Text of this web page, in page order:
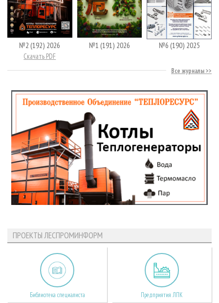
№2 (192) 2026
Скачать PDF
№1 (191) 2026 №6 (190) 2025
Все журналы
ПРОЕКТЫ ЛЕСПРОМИНФОРМ
Библиотека специалиста Предприятия ЛПК